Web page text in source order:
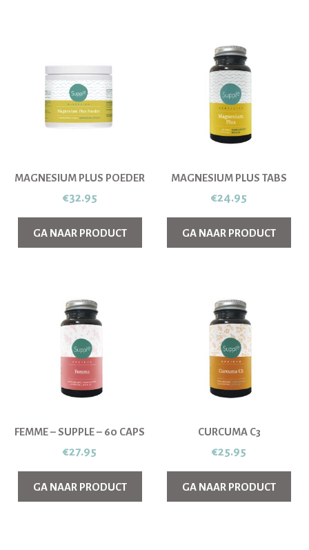
MAGNESIUM PLUS POEDER
€32.95
GA NAAR PRODUCT
MAGNESIUM PLUS TABS
€24.95
GA NAAR PRODUCT
FEMME – SUPPLE – 60 CAPS
€27.95
GA NAAR PRODUCT
CURCUMA C3
€25.95
GA NAAR PRODUCT